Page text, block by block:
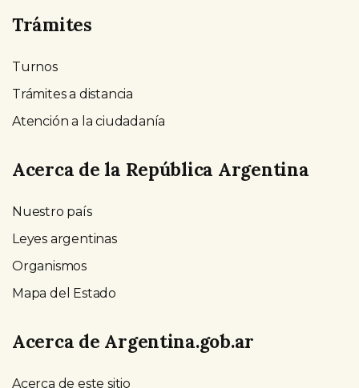
Trámites
Turnos
Trámites a distancia
Atención a la ciudadanía
Acerca de la República Argentina
Nuestro país
Leyes argentinas
Organismos
Mapa del Estado
Acerca de Argentina.gob.ar
Acerca de este sitio